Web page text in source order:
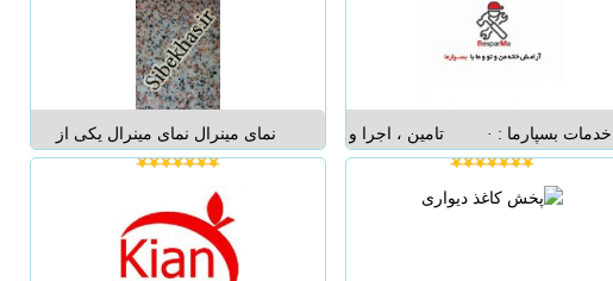
آلومینیومی در سراسر ایران استاندارد
و شفاف سازی ؛ استفاده از مواد اولیه
گارانتی کارخانه و 10 سال ضمانت
نامه رسمی بیمه ایران ...
خدمات بسپارما : · تامین ، اجرا و
رفع کلیه خرابی های ساختمانی از
قبیل بنایی، نقاشی، کابینت، کاغذ
دیواری، پارکت، لمینت، دکوراسیون
نمای مینرال نمای مینرال یکی از
نماهای روز ساختمانی می باشد که به
سرعت در ایران مورد مقبول واقع
شده است ، به ویژه این که جای خود
را به عنوان یکی از گزینه های اصلی
نمای ساختمان مسکن مهر باز...